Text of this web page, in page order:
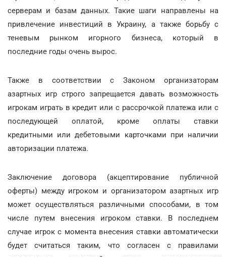
серверам и базам данных. Такие шаги направлены на
привлечение инвестиций в Украину, а также борьбу с
теневым рынком игорного бизнеса, который в
последние годы очень вырос.
Также в соответствии с Законом организаторам
азартных игр строго запрещается давать возможность
игрокам играть в кредит или с рассрочкой платежа или с
последующей оплатой, кроме оплаты ставки
кредитными или дебетовыми карточками при наличии
авторизации платежа.
Заключение договора (акцептирование публичной
оферты) между игроком и организатором азартных игр
может осуществляться различными способами, в том
числе путем внесения игроком ставки. В последнем
случае игрок с момента внесения ставки автоматически
будет считаться таким, что согласен с правилами